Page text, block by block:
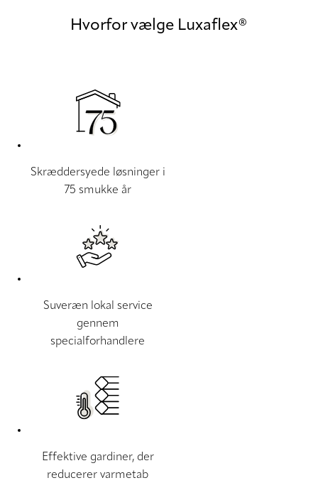
Hvorfor vælge Luxaflex®
Skræddersyede løsninger i
75 smukke år
Suveræn lokal service
gennem
specialforhandlere
Effektive gardiner, der
reducerer varmetab